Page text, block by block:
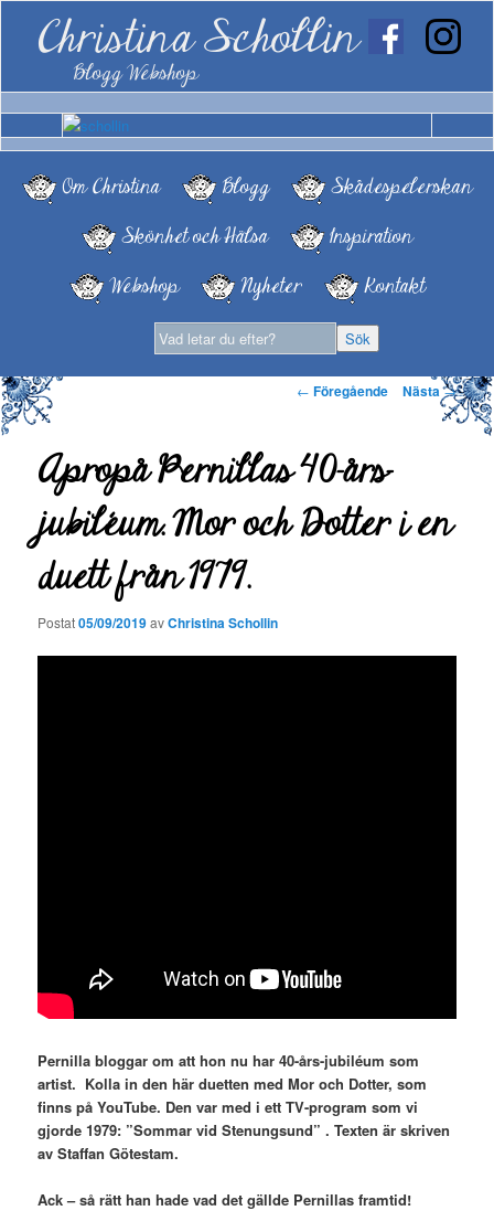
Christina Schollin
Blogg Webshop
Om Christina Blogg
Skådespelerskan
Skönhet och Hälsa
Inspiration
Webshop
Nyheter Kontakt
Inläggsnavigering
← Föregående Nästa→
Apropå Pernillas 40-års-
jubiléum. Mor och Dotter i en
duett från 1979.
Postat05/09/2019avChristina Schollin
Pernilla bloggar om att hon nu har 40-års-jubiléum som
artist. Kolla in den här duetten med Mor och Dotter, som
finns påYouTube. Den var med i ett TV-program som vi
gjorde 1979: ”Sommar vid Stenungsund” . Texten är skriven
av Staffan Götestam.
Ack – så rätt han hade vad det gällde Pernillas framtid!